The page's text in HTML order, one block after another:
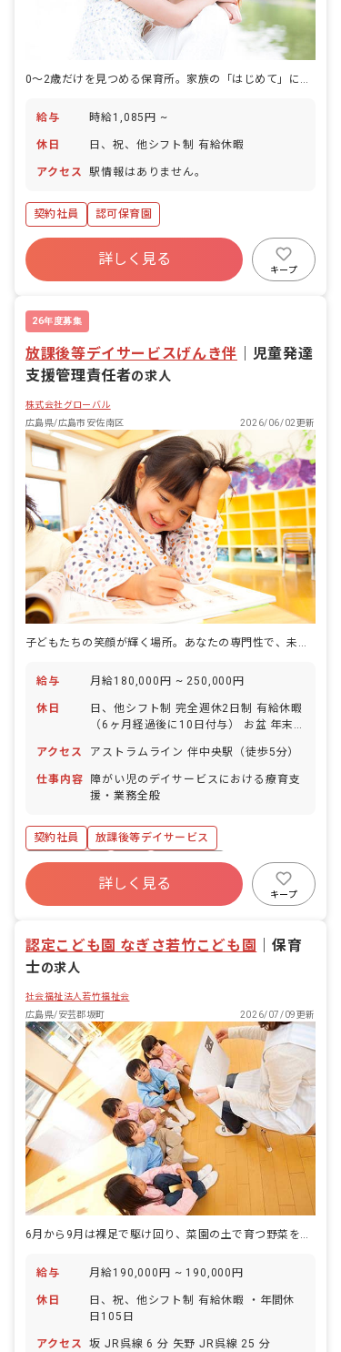
0～2歳だけを見つめる保育所。家族の「はじめて」に、いちばん近くで寄り添う仕事です。
給与 時給1,085円 ~
休日 日、祝、他シフト制 有給休暇
アクセス 駅情報はありません。
契約社員 認可保育園
詳しく見る
キープ
26年度募集
放課後等デイサービスげんき伴
児童発達
支援管理責任者の求人
株式会社グローバル
広島県/広島市安佐南区
2026/06/02更新
子どもたちの笑顔が輝く場所。あなたの専門性で、未来を一緒に育みませんか？
給与 月給180,000円 ~ 250,000円
休日
日、他シフト制 完全週休2日制 有給休暇
（6ヶ月経過後に10日付与） お盆 年末
アクセス
アストラムライン 伴中央駅（徒歩5分）
仕事内容
障がい児のデイサービスにおける療育支
援・業務全般
契約社員
放課後等デイサービス
社会保険完備
有給
残業少なめ
昇給昇進あり
産休育休制度
車通勤可
詳しく見る
キープ
認定こども園 なぎさ若竹こども園
保育
士の求人
社会福祉法人若竹福祉会
広島県/安芸郡坂町
2026/07/09更新
6月から9月は裸足で駆け回り、菜園の土で育つ野菜を見守るこども園。
給与 月給190,000円 ~ 190,000円
休日
日、祝、他シフト制 有給休暇 ・年間休
日105日
アクセス 坂 JR呉線 6 分 矢野 JR呉線 25 分